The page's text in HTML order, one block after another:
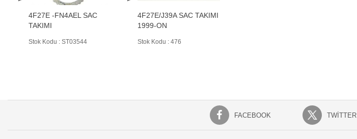
4F27E -FN4AEL SAC
TAKIMI
Stok Kodu : ST03544
4F27E/J39A SAC TAKIMI
1999-ON
Stok Kodu : 476
FACEBOOK TWITTER